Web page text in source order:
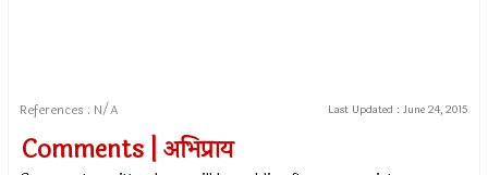
References : N/A Last Updated : June 24, 2015
Comments | अभिप्राय